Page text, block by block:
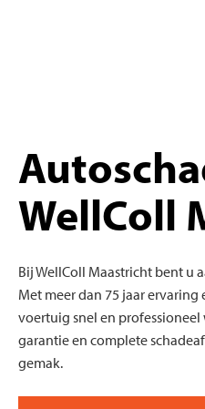
WellColl
Bij WellColl Maastricht bent u
Met meer dan 75 jaar
voertuig snel en professioneel
garantie en complete
gemak.